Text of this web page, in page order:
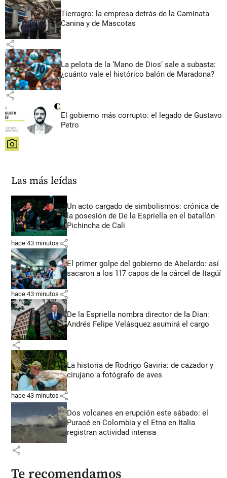
Tierragro: la empresa detrás de la Caminata
Canina y de Mascotas
share
La pelota de la ‘Mano de Dios’ sale a subasta:
¿cuánto vale el histórico balón de Maradona?
share
El gobierno más corrupto: el legado de Gustavo
Petro
share
Las más leídas
Un acto cargado de simbolismos: crónica de
la posesión de De la Espriella en el batallón
Pichincha de Cali
hace 43 minutos share
El primer golpe del gobierno de Abelardo: así
sacaron a los 117 capos de la cárcel de Itagüí
hace 43 minutos share
De la Espriella nombra director de la Dian:
Andrés Felipe Velásquez asumirá el cargo
share
La historia de Rodrigo Gaviria: de cazador y
cirujano a fotógrafo de aves
hace 43 minutos share
Dos volcanes en erupción este sábado: el
Puracé en Colombia y el Etna en Italia
registran actividad intensa
share
Te recomendamos